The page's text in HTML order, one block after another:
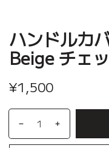
ハンドルカ
Beige チェ
¥1,500